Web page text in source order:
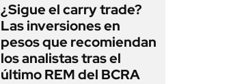
¿Sigue el carry trade?
Las inversiones en
pesos que recomiendan
los analistas tras el
último REM del BCRA